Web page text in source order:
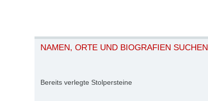
NAMEN, ORTE UND BIOGRAFIEN SUCHEN
Bereits verlegte Stolpersteine